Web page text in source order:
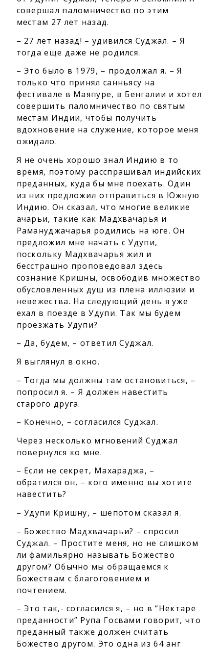
совершал паломничество по этим
местам 27 лет назад.
– 27 лет назад! – удивился Суджал. – Я
тогда еще даже не родился.
– Это было в 1979, – продолжал я. – Я
только что принял санньясу на
фестивале в Маяпуре, в Бенгалии и хотел
совершить паломничество по святым
местам Индии, чтобы получить
вдохновение на служение, которое меня
ожидало.
Я не очень хорошо знал Индию в то
время, поэтому расспрашивал индийских
преданных, куда бы мне поехать. Один
из них предложил отправиться в Южную
Индию. Он сказал, что многие великие
ачарьи, такие как Мадхвачарья и
Рамануджачарья родились на юге. Он
предложил мне начать с Удупи,
поскольку Мадхвачарья жил и
бесстрашно проповедовал здесь
сознание Кришны, освободив множество
обусловленных душ из плена иллюзии и
невежества. На следующий день я уже
ехал в поезде в Удупи. Так мы будем
проезжать Удупи?
– Да, будем, – ответил Суджал.
Я выглянул в окно.
– Тогда мы должны там остановиться, –
попросил я. – Я должен навестить
старого друга.
– Конечно, – согласился Суджал.
Через несколько мгновений Суджал
повернулся ко мне.
– Если не секрет, Махараджа, –
обратился он, – кого именно вы хотите
навестить?
– Удупи Кришну, – шепотом сказал я.
– Божество Мадхвачарьи? – спросил
Суджал. – Простите меня, но не слишком
ли фамильярно называть Божество
другом? Обычно мы обращаемся к
Божествам с благоговением и
почтением.
– Это так,- согласился я, – но в “Нектаре
преданности” Рупа Госвами говорит, что
преданный также должен считать
Божество другом. Это одна из 64 анг